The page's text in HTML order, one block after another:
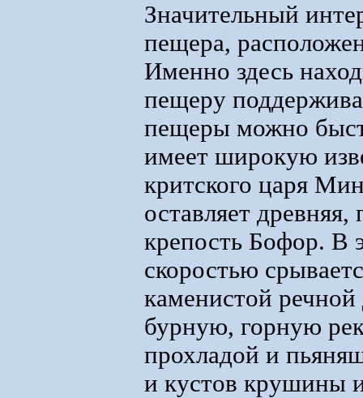
Значительный
пещера,
Именно здесь
пещеру
пещеры можно
имеет широкую
критского царя
оставляет
крепость Бофор. В
скоростью
каменистой
бурную, горную
прохладой и
и кустов крушины